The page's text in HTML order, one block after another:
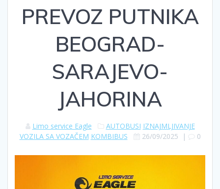
PREVOZ PUTNIKA
BEOGRAD-
SARAJEVO-
JAHORINA
Limo service Eagle AUTOBUSI IZNAJMLJIVANJE
VOZILA SA VOZAČEM KOMBIBUS 26/09/2025 | 0